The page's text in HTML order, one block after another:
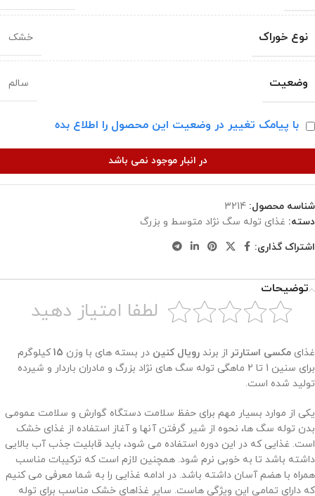
نوع خوراک خشک
وضعیت سالم
با پیامک تغییر در وضعیت این محصول را اطلاع بده
در انبار موجود نمی باشد
شناسه محصول: 3214
دسته: غذای توله سگ نژاد متوسط و بزرگ
اشتراک گذاری:
توضیحات
لطفا امتیاز دهید
غذای مکسی استارتر از برند رویال کنین در بسته های با وزن 15کیلوگرم
برای سنین 1 تا 2 ماهگی توله سگ های نژاد بزرگ و مادران باردار و شیرده
تولید شده است.
یکی از موارد بسیار مهم برای حفظ سلامت دستگاه گوارش و سلامت عمومی
بدن توله سگ ها، نحوه از شیر گرفتن آنها و آغاز استفاده از غذای خشک
است. غذایی که در این دوره استفاده می شود، باید قابلیت جذب آب بالایی
داشته باشد تا به خوبی نرم شود. همچنین لازم است که ترکیبات مناسب
همراه با هضم آسان داشته باشد. در ادامه غذایی را به شما معرفی می کنیم
که دارای تمامی این ویژگی هاست. سایر غذاهای خشک مناسب برای توله